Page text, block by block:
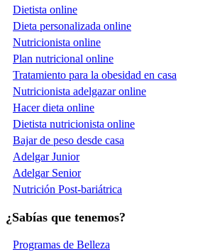
Dietista online
Dieta personalizada online
Nutricionista online
Plan nutricional online
Tratamiento para la obesidad en casa
Nutricionista adelgazar online
Hacer dieta online
Dietista nutricionista online
Bajar de peso desde casa
Adelgar Junior
Adelgar Senior
Nutrición Post-bariátrica
¿Sabías que tenemos?
Programas de Belleza